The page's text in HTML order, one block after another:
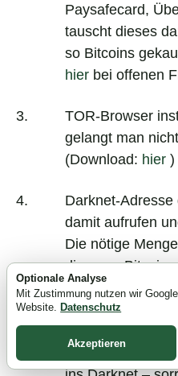
Paysafecard,
tauscht dieses
so Bitcoins
hier bei offenen
TOR-Browser
gelangt man
(Download: hier )
Darknet-
damit aufrufen
Die nötige
die neue
Darknetaccount
geht es mit dem
entsprechenden
leichtvia Google
Optionale Analyse
Mit Zustimmung nutzen wir
Website. Datenschutz
Akzeptieren